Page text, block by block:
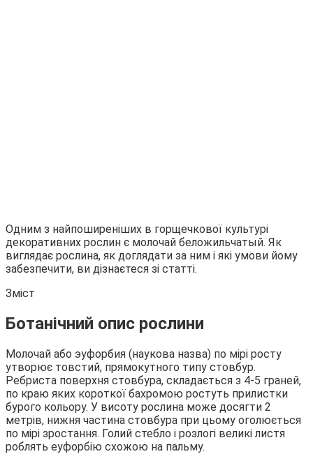
Одним з найпоширеніших в горщечкової культурі
декоративних рослин є молочай беложильчатый. Як
виглядає рослина, як доглядати за ним і які умови йому
забезпечити, ви дізнаєтеся зі статті.
Зміст
Ботанічний опис рослини
Молочай або эуфорбия (наукова назва) по мірі росту
утворює товстий, прямокутного типу стовбур.
Ребриста поверхня стовбура, складається з 4-5 граней,
по краю яких короткої бахромою ростуть прилистки
бурого кольору. У висоту рослина може досягти 2
метрів, нижня частина стовбура при цьому оголюється
по мірі зростання. Голий стебло і розлогі великі листя
роблять еуфорбію схожою на пальму.